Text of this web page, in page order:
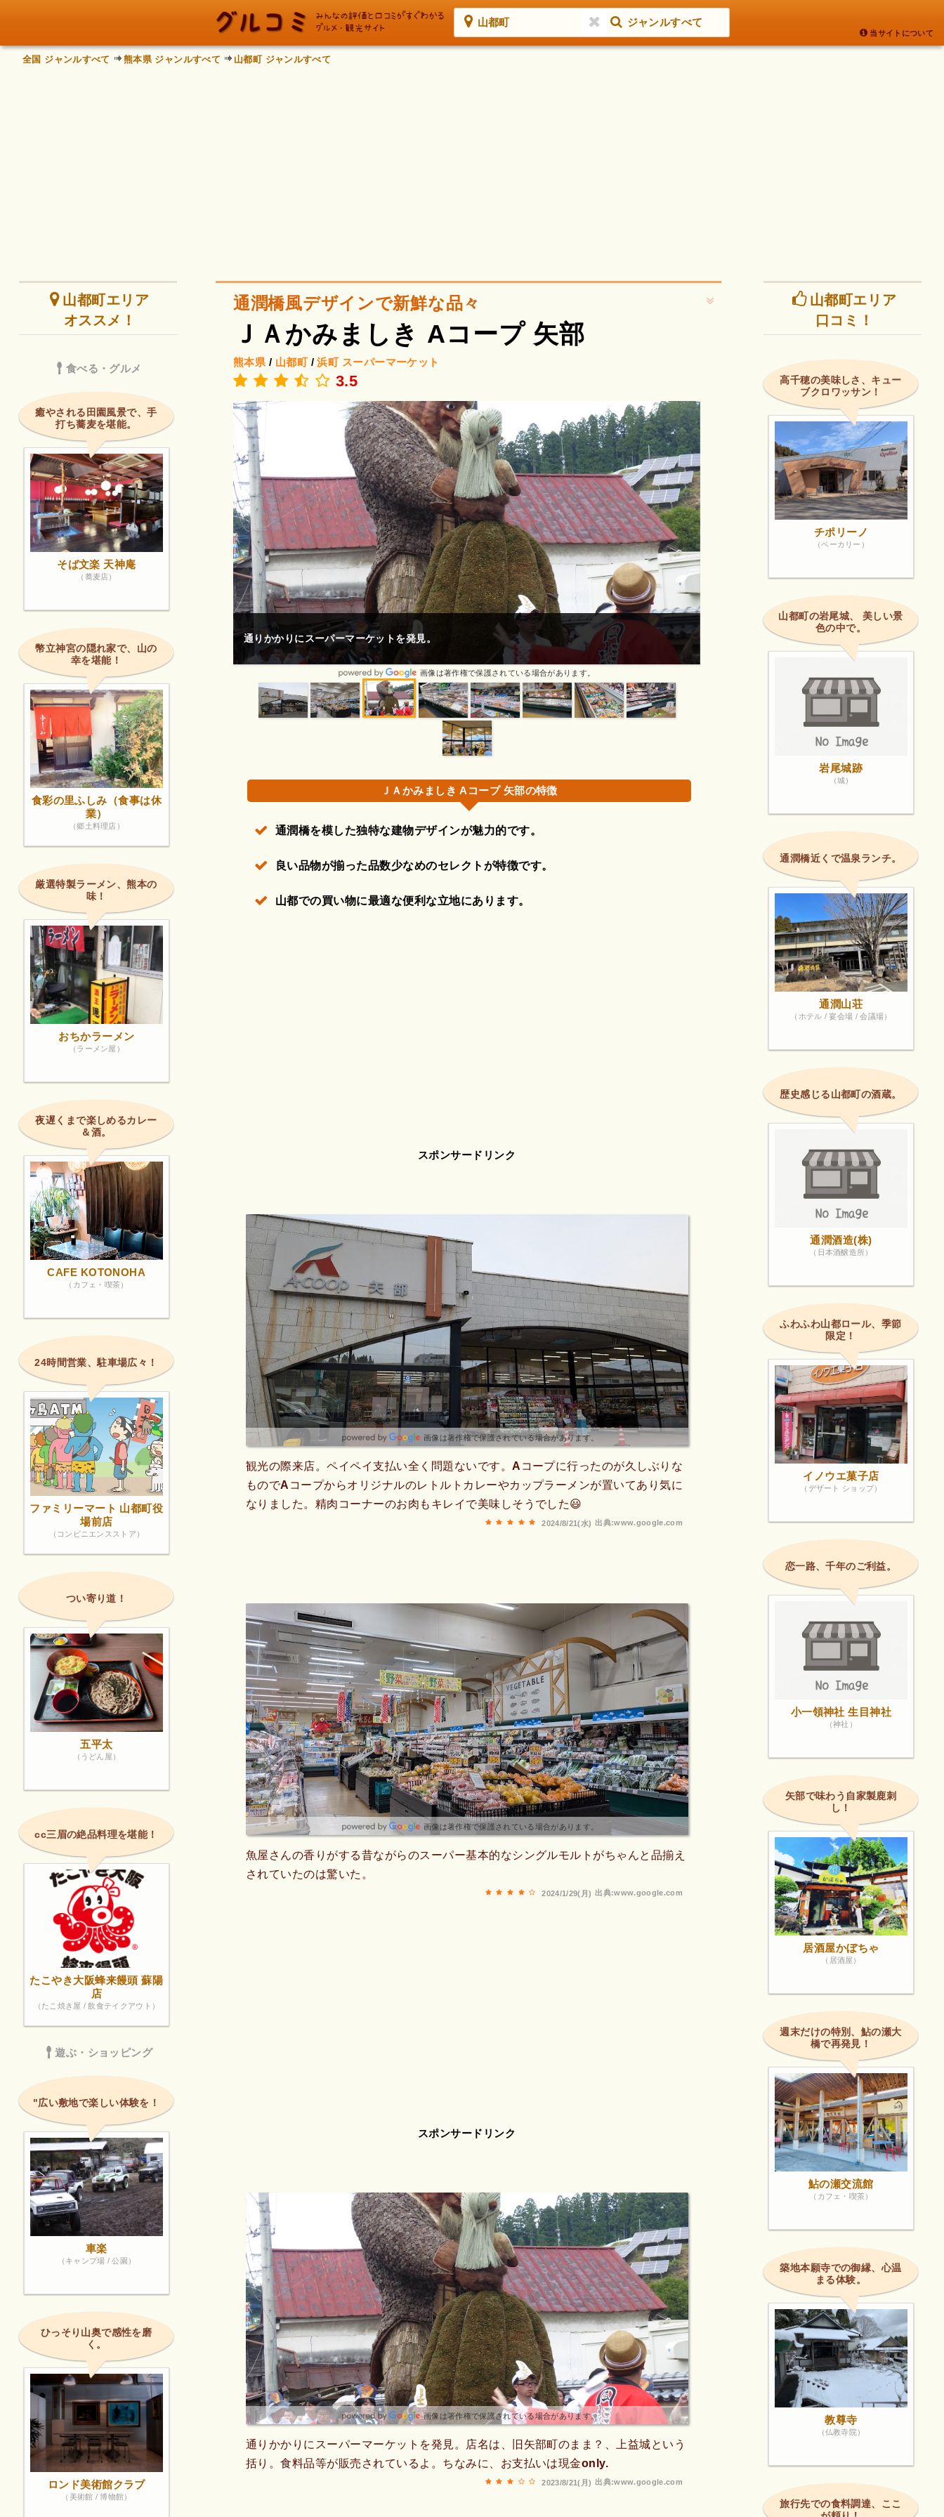
山都町 ジャンルすべて
当サイトについて
全国 ジャンルすべて 熊本県 ジャンルすべて 山都町 ジャンルすべて
通潤橋風デザインで新鮮な品々
ＪＡかみましき Aコープ 矢部
熊本県 / 山都町/浜町 スーパーマーケット
3.5
シングルモルトがちゃんと品揃えされていた
保護されている場合があります。
通りかかりにスーパーマーケットを発見。
画像は著作権で保護されている場合があります。
品物がとても新鮮で安価に買えます😭
ＪＡかみましき Aコープ 矢部の特徴
通潤橋を模した独特な建物デザインが魅力的です。
良い品物が揃った品数少なめのセレクトが特徴です。
山都での買い物に最適な便利な立地にあります。
スポンサードリンク
画像は著作権で保護されている場合があります。
観光の際来店。ペイペイ支払い全く問題ないです。Aコープに行ったのが久しぶりな
ものでAコープからオリジナルのレトルトカレーやカップラーメンが置いてあり気に
なりました。精肉コーナーのお肉もキレイで美味しそうでした😃
出典:www.google.com
2024/8/21(水)
画像は著作権で保護されている場合があります。
魚屋さんの香りがする昔ながらのスーパー基本的なシングルモルトがちゃんと品揃え
されていたのは驚いた。
出典:www.google.com
2024/1/29(月)
スポンサードリンク
画像は著作権で保護されている場合があります。
通りかかりにスーパーマーケットを発見。店名は、旧矢部町のまま？、上益城という
括り。食料品等が販売されているよ。ちなみに、お支払いは現金only.
出典:www.google.com
2023/8/21(月)
山都町エリア
オススメ！
食べる・グルメ
癒やされる田園風景で、手
打ち蕎麦を堪能。
そば文楽 天神庵
（蕎麦店）
幣立神宮の隠れ家で、山の
幸を堪能！
食彩の里ふしみ（食事は休
業）
（郷土料理店）
厳選特製ラーメン、熊本の
味！
おちかラーメン
（ラーメン屋）
夜遅くまで楽しめるカレー
＆酒。
CAFE KOTONOHA
（カフェ・喫茶）
24時間営業、駐車場広々！
ファミリーマート 山都町役
場前店
（コンビニエンスストア）
つい寄り道！
五平太
（うどん屋）
cc三眉の絶品料理を堪能！
たこやき大阪蜂来饅頭 蘇陽
店
（たこ焼き屋 / 飲食テイクアウト）
遊ぶ・ショッピング
"広い敷地で楽しい体験を！
車楽
（キャンプ場 / 公園）
ひっそり山奥で感性を磨
く。
ロンド美術館クラブ
（美術館 / 博物館）
山都町エリア
口コミ！
高千穂の美味しさ、キュー
ブクロワッサン！
チポリーノ
（ベーカリー）
山都町の岩尾城、 美しい景
色の中で。
岩尾城跡
（城）
通潤橋近くで温泉ランチ。
通潤山荘
（ホテル / 宴会場 / 会議場）
歴史感じる山都町の酒蔵。
通潤酒造(株)
（日本酒醸造所）
ふわふわ山都ロール、季節
限定！
イノウエ菓子店
（デザート ショップ）
恋一路、千年のご利益。
小一領神社 生目神社
（神社）
矢部で味わう自家製鹿刺
し！
居酒屋かぼちゃ
（居酒屋）
週末だけの特別、鮎の瀬大
橋で再発見！
鮎の瀬交流館
（カフェ・喫茶）
築地本願寺での御縁、心温
まる体験。
教尊寺
（仏教寺院）
旅行先での食料調達、ここ